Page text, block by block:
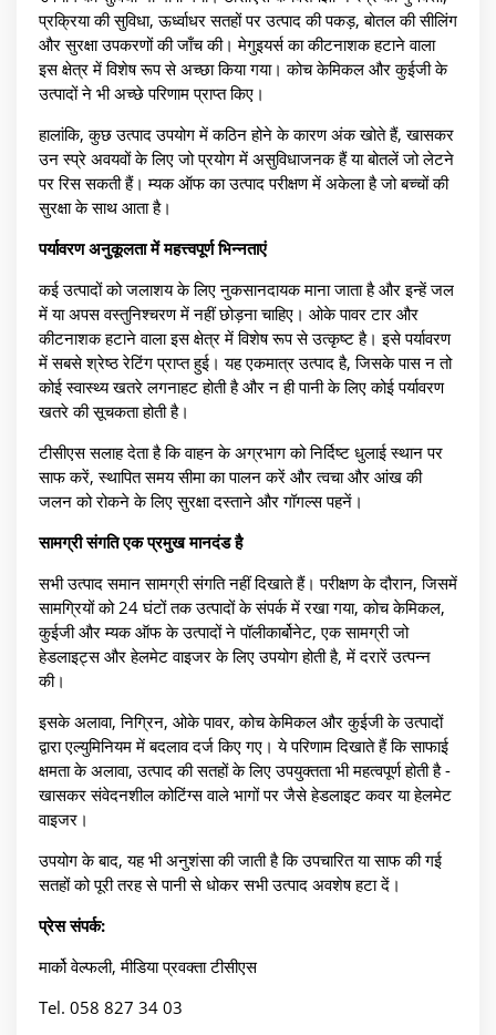
प्रक्रिया की सुविधा, ऊर्ध्वाधर सतहों पर उत्पाद की पकड़, बोतल की सीलिंग
और सुरक्षा उपकरणों की जाँच की। मेगुइयर्स का कीटनाशक हटाने वाला
इस क्षेत्र में विशेष रूप से अच्छा किया गया। कोच केमिकल और कुईजी के
उत्पादों ने भी अच्छे परिणाम प्राप्त किए।
हालांकि, कुछ उत्पाद उपयोग में कठिन होने के कारण अंक खोते हैं, खासकर
उन स्प्रे अवयवों के लिए जो प्रयोग में असुविधाजनक हैं या बोतलें जो लेटने
पर रिस सकती हैं। म्यक ऑफ का उत्पाद परीक्षण में अकेला है जो बच्चों की
सुरक्षा के साथ आता है।
पर्यावरण अनुकूलता में महत्त्वपूर्ण भिन्नताएं
कई उत्पादों को जलाशय के लिए नुकसानदायक माना जाता है और इन्हें जल
में या अपस वस्तुनिश्चरण में नहीं छोड़ना चाहिए। ओके पावर टार और
कीटनाशक हटाने वाला इस क्षेत्र में विशेष रूप से उत्कृष्ट है। इसे पर्यावरण
में सबसे श्रेष्ठ रेटिंग प्राप्त हुई। यह एकमात्र उत्पाद है, जिसके पास न तो
कोई स्वास्थ्य खतरे लगनाहट होती है और न ही पानी के लिए कोई पर्यावरण
खतरे की सूचकता होती है।
टीसीएस सलाह देता है कि वाहन के अग्रभाग को निर्दिष्ट धुलाई स्थान पर
साफ करें, स्थापित समय सीमा का पालन करें और त्वचा और आंख की
जलन को रोकने के लिए सुरक्षा दस्ताने और गॉगल्स पहनें।
सामग्री संगति एक प्रमुख मानदंड है
सभी उत्पाद समान सामग्री संगति नहीं दिखाते हैं। परीक्षण के दौरान, जिसमें
सामग्रियों को 24 घंटों तक उत्पादों के संपर्क में रखा गया, कोच केमिकल,
कुईजी और म्यक ऑफ के उत्पादों ने पॉलीकार्बोनेट, एक सामग्री जो
हेडलाइट्स और हेलमेट वाइजर के लिए उपयोग होती है, में दरारें उत्पन्न
की।
इसके अलावा, निग्रिन, ओके पावर, कोच केमिकल और कुईजी के उत्पादों
द्वारा एल्युमिनियम में बदलाव दर्ज किए गए। ये परिणाम दिखाते हैं कि साफाई
क्षमता के अलावा, उत्पाद की सतहों के लिए उपयुक्तता भी महत्वपूर्ण होती है -
खासकर संवेदनशील कोटिंग्स वाले भागों पर जैसे हेडलाइट कवर या हेलमेट
वाइजर।
उपयोग के बाद, यह भी अनुशंसा की जाती है कि उपचारित या साफ की गई
सतहों को पूरी तरह से पानी से धोकर सभी उत्पाद अवशेष हटा दें।
प्रेस संपर्क:
मार्को वेल्फली, मीडिया प्रवक्ता टीसीएस
Tel. 058 827 34 03